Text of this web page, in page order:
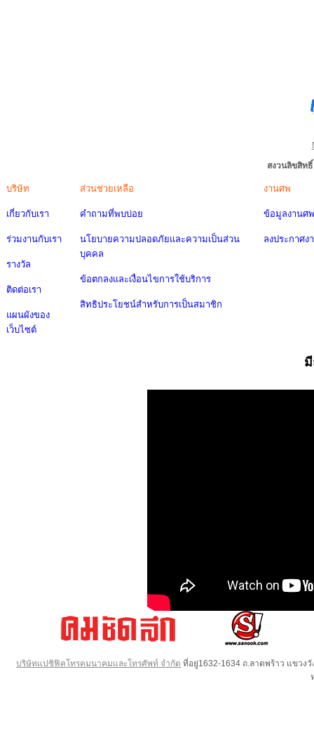
สงวนลิขสิท
บริษัท
เกี่ยวกับเรา
ร่วมงานกับเรา
รางวัล
ติดต่อเรา
แผนผังของ
เว็บไซต์
ส่วนช่วยเหลือ
คำถามที่พบบ่อย
นโยบายความปลอดภัยและความเป็นส่วน
บุคคล
ข้อตกลงและเงื่อนไขการใช้บริการ
สิทธิประโยชน์สำหรับการเป็นสมาชิก
งานศพ
ข้อมูลงานศพ
ลงประกาศง
บริษัทแปซิฟิคโทรคมนาคมและโทรศัพท์ จำกัด ที่อยู่1632-1634 ถ.ลาดพร้าว แขวง